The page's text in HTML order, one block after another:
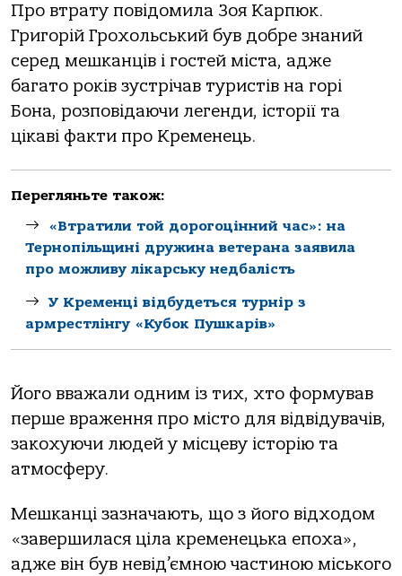
Про втрату повідомила Зоя Карпюк.
Григорій Грохольський був добре знаний
серед мешканців і гостей міста, адже
багато років зустрічав туристів на горі
Бона, розповідаючи легенди, історії та
цікаві факти про Кременець.
Перегляньте також:
«Втратили той дорогоцінний час»: на
Тернопільщині дружина ветерана заявила
про можливу лікарську недбалість
У Кременці відбудеться турнір з
армрестлінгу «Кубок Пушкарів»
Його вважали одним із тих, хто формував
перше враження про місто для відвідувачів,
закохуючи людей у місцеву історію та
атмосферу.
Мешканці зазначають, що з його відходом
«завершилася ціла кременецька епоха»,
адже він був невід’ємною частиною міського